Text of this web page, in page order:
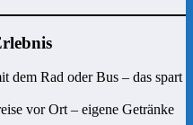
dem Rad oder Bus – das spart
vor Ort – eigene Getränke